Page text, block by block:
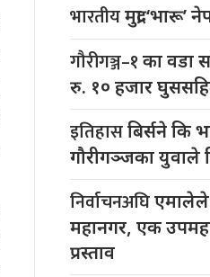
भारतीयमुद्रा
गौरीगञ्ज–१का वडा
रु. १० हजार
इतिहासबिर्सने कि
गौरीगञ्जका युवाले
निर्वाचनअघिएमालेले
महानगर, एक
प्रस्ताव